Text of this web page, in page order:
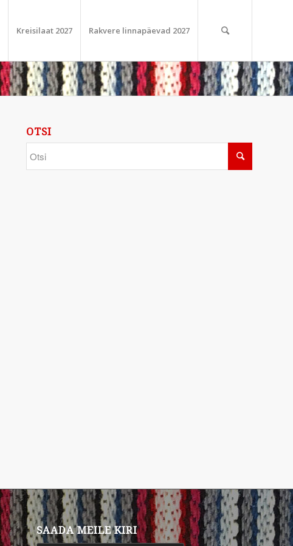
Kreisilaat 2027 Rakvere linnapäevad 2027
OTSI
SAADA MEILE KIRI